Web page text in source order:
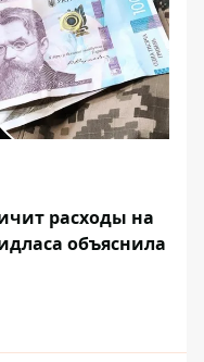
расходы на
объяснила